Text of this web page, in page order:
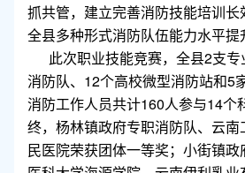
抓共管，建立完善消防技能培训
全县多种形式消防队伍能力水平提
此次职业技能竞赛，全县2支
消防队、12个高校微型消防站和5
消防工作人员共计160人参与14个
终，杨林镇政府专职消防队、云南
民医院荣获团体一等奖；小街镇